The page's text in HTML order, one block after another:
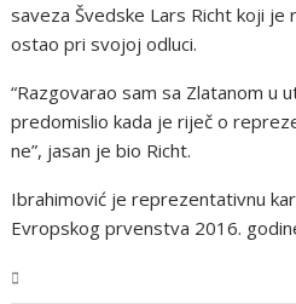
saveza Švedske Lars Richt koji je
ostao pri svojoj odluci.
“Razgovarao sam sa Zlatanom u
predomislio kada je riječ o
ne”, jasan je bio Richt.
Ibrahimović je reprezentativnu
Evropskog prvenstva 2016.